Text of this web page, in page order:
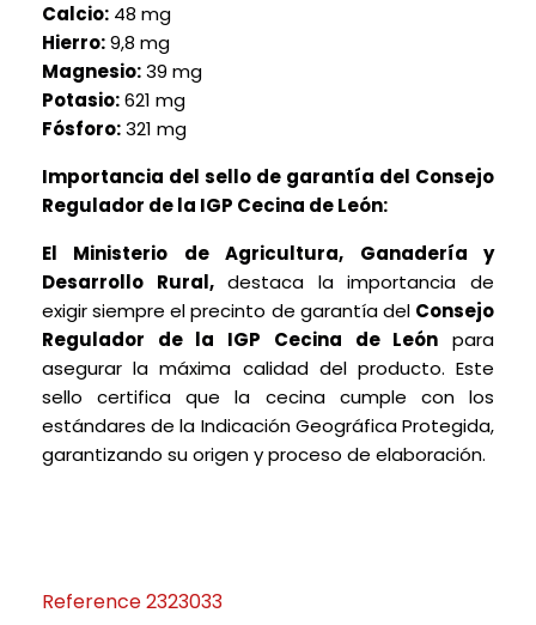
Calcio: 48 mg
Hierro:9,8 mg
Magnesio:39 mg
Potasio:621 mg
Fósforo:321 mg
Importancia del sello de garantía del Consejo
Regulador de la IGP Cecina de León:
El Ministerio de Agricultura, Ganadería y
Desarrollo Rural,destaca la importancia de
exigir siempre el precinto de garantía del Consejo
Regulador de la IGP Cecina de León para
asegurar la máxima calidad del producto. Este
sello certifica que la cecina cumple con los
estándares de la Indicación Geográfica Protegida,
garantizando su origen y proceso de elaboración.
Reference2323033